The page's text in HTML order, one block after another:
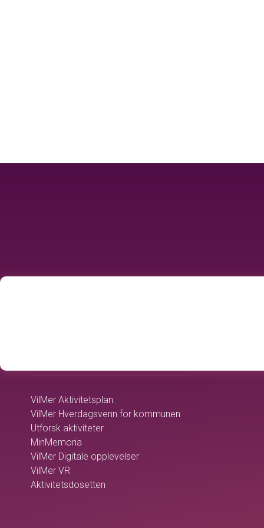
VilMer Aktivitetsplan
VilMer Hverdagsvenn for kommunen
Utforsk aktiviteter
MinMemoria
VilMer Digitale opplevelser
VilMer VR
Aktivitetsdosetten